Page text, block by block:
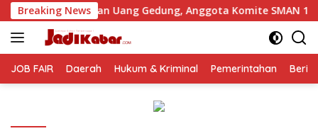
Langsung
ke
konten
Breaking News
Gedung, Anggota Komite SMAN 1 Tumpang ,Ketua
JOB FAIR Daerah Hukum & Kriminal Pemerintahan